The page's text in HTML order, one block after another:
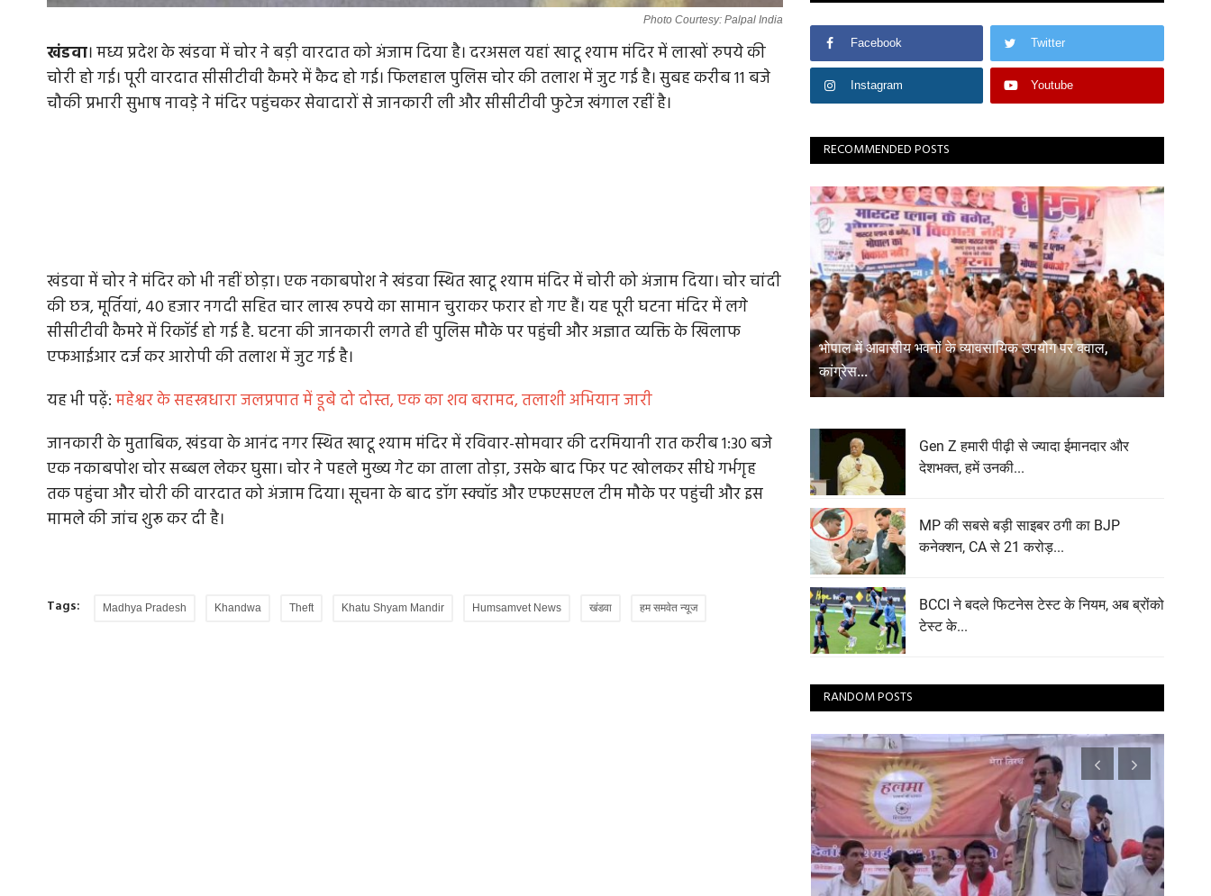
Photo Courtesy: Palpal India
खंडवा। मध्य प्रदेश के खंडवा में चोर ने बड़ी वारदात को अंजाम दिया है। दरअसल यहां खाटू श्याम मंदिर में लाखों रुपये की
चोरी हो गई। पूरी वारदात सीसीटीवी कैमरे में कैद हो गई। फिलहाल पुलिस चोर की तलाश में जुट गई है। सुबह करीब 11 बजे
चौकी प्रभारी सुभाष नावड़े ने मंदिर पहुंचकर सेवादारों से जानकारी ली और सीसीटीवी फुटेज खंगाल रहीं है।
खंडवा में चोर ने मंदिर को भी नहीं छोड़ा। एक नकाबपोश ने खंडवा स्थित खाटू श्याम मंदिर में चोरी को अंजाम दिया। चोर चांदी
की छत्र, मूर्तियां, 40 हजार नगदी सहित चार लाख रुपये का सामान चुराकर फरार हो गए हैं। यह पूरी घटना मंदिर में लगे
सीसीटीवी कैमरे में रिकॉर्ड हो गई है. घटना की जानकारी लगते ही पुलिस मौके पर पहुंची और अज्ञात व्यक्ति के खिलाफ
एफआईआर दर्ज कर आरोपी की तलाश में जुट गई है।
यह भी पढ़ें:महेश्वर के सहस्त्रधारा जलप्रपात में डूबे दो दोस्त, एक का शव बरामद, तलाशी अभियान जारी
जानकारी के मुताबिक, खंडवा के आनंद नगर स्थित खाटू श्याम मंदिर में रविवार-सोमवार की दरमियानी रात करीब 1:30 बजे
एक नकाबपोश चोर सब्बल लेकर घुसा। चोर ने पहले मुख्य गेट का ताला तोड़ा, उसके बाद फिर पट खोलकर सीधे गर्भगृह
तक पहुंचा और चोरी की वारदात को अंजाम दिया। सूचना के बाद डॉग स्क्वॉड और एफएसएल टीम मौके पर पहुंची और इस
मामले की जांच शुरू कर दी है।
Tags: Madhya Pradesh Khandwa Theft Khatu Shyam Mandir Humsamvet News खंडवा हम समवेत न्यूज
Facebook Twitter
Instagram Youtube
RECOMMENDED POSTS
भोपाल में आवासीय भवनों के व्यावसायिक उपयोग पर बवाल,
कांग्रेस...
Gen Z हमारी पीढ़ी से ज्यादा ईमानदार और
देशभक्त, हमें उनकी...
MP की सबसे बड़ी साइबर ठगी का BJP
कनेक्शन, CA से 21 करोड़...
BCCI ने बदले फिटनेस टेस्ट के नियम, अब ब्रोंको
टेस्ट के...
RANDOM POSTS